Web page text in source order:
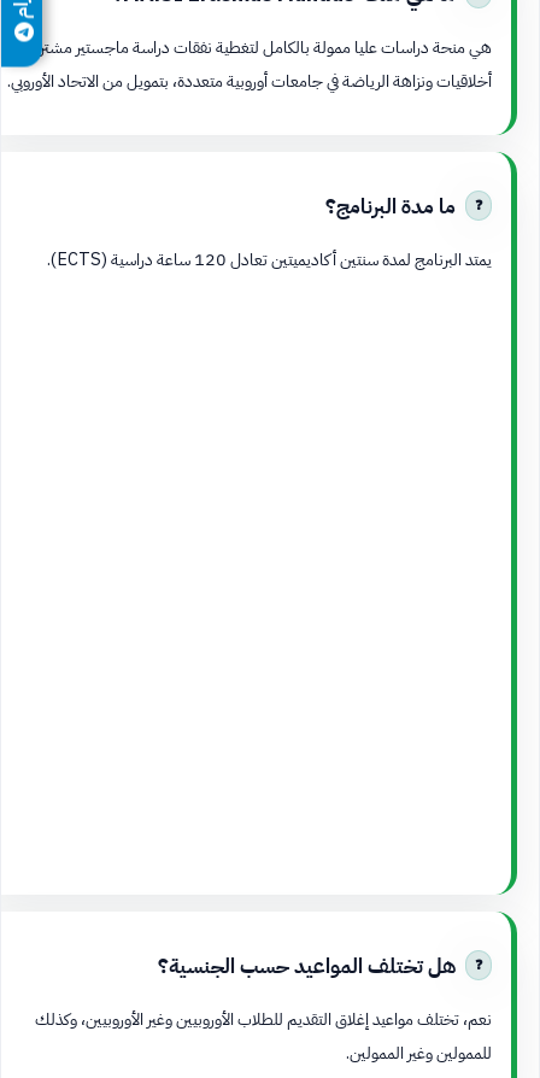
هي منحة دراسات عليا ممولة بالكامل لتغطية نفقات دراسة ماجستير مشترك في
أخلاقيات ونزاهة الرياضة في جامعات أوروبية متعددة، بتمويل من الاتحاد الأوروبي.
ما مدة البرنامج؟
يمتد البرنامج لمدة سنتين أكاديميتين تعادل 120 ساعة دراسية (ECTS).
هل تختلف المواعيد حسب الجنسية؟
نعم، تختلف مواعيد إغلاق التقديم للطلاب الأوروبيين وغير الأوروبيين، وكذلك
للممولين وغير الممولين.